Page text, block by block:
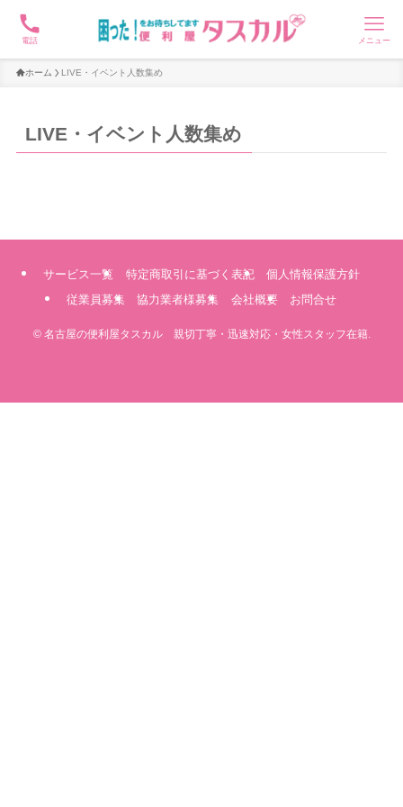
電話 メニュー
ホーム LIVE・イベント人数集め
LIVE・イベント人数集め
サービス一覧 特定商取引に基づく表記
個人情報保護方針
従業員募集
協力業者様募集 会社概要 お問合せ
©名古屋の便利屋タスカル 親切丁寧・迅速対応・女性スタッフ在籍.